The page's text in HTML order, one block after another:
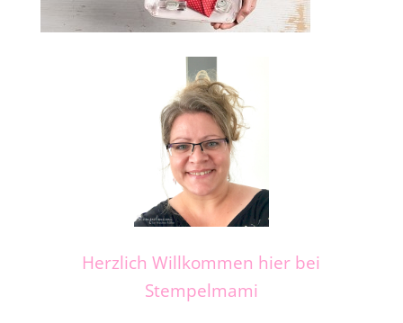
Herzlich Willkommen hier bei
Stempelmami